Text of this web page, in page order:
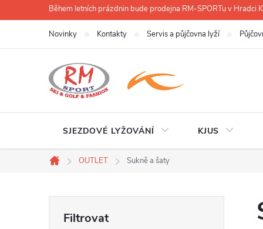
na
Během letních prázdnin bude prodejna RM-SPORTu v Hradci
Novinky Kontakty Servis a půjčovna lyží
SJEZDOVÉ LYŽOVÁNÍ KJUS
Domů
OUTLET Sukně a šaty